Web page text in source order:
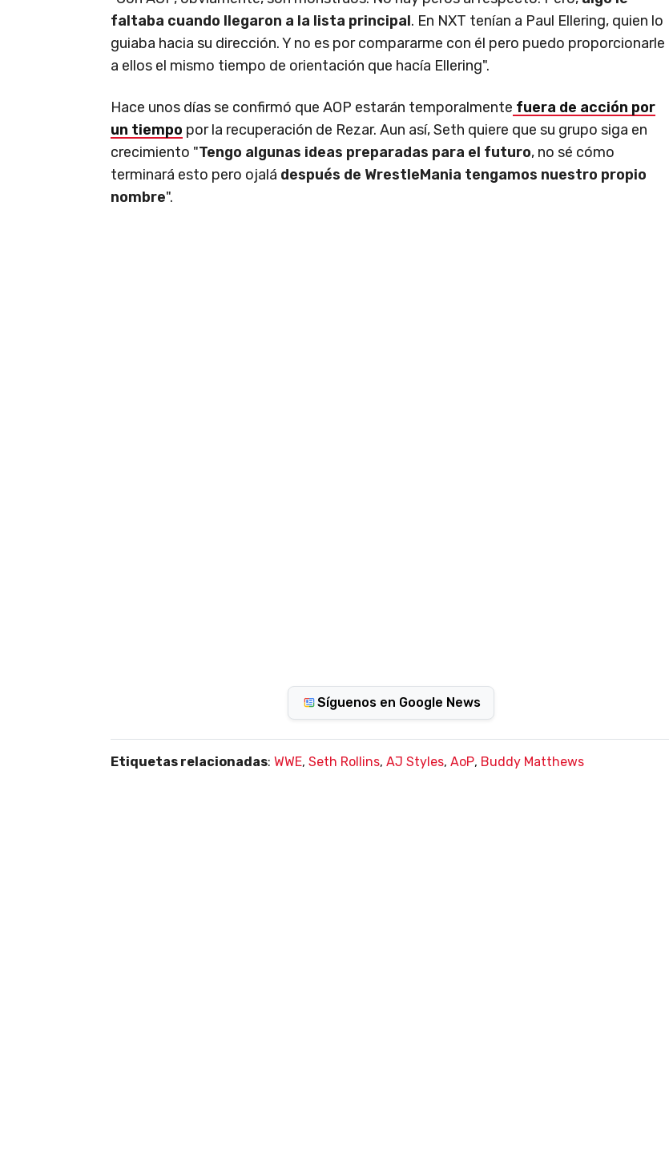
faltaba cuando llegaron a la lista principal. En NXT tenían a Paul Ellering, quien lo
guiaba hacia su dirección. Y no es por compararme con él pero puedo proporcionarle
a ellos el mismo tiempo de orientación que hacía Ellering".
Hace unos días se confirmó que AOP estarán temporalmente fuera de acción por
un tiempo por la recuperación de Rezar. Aun así, Seth quiere que su grupo siga en
crecimiento "Tengo algunas ideas preparadas para el futuro, no sé cómo
terminará esto pero ojalá después de WrestleMania tengamos nuestro propio
nombre".
Síguenos en Google News
Etiquetas relacionadas: WWE, Seth Rollins, AJ Styles, AoP, Buddy Matthews